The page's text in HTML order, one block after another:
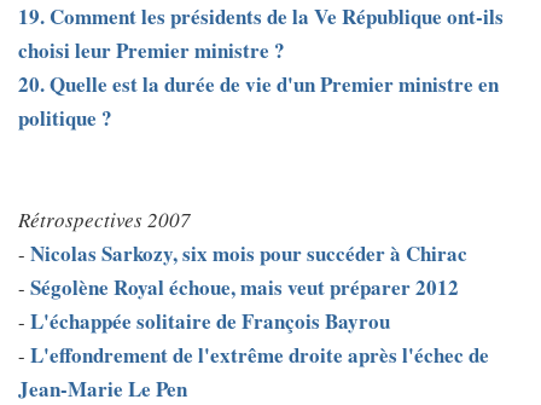
19. Comment les présidents de la Ve République ont-ils
choisi leur Premier ministre ?
20. Quelle est la durée de vie d'un Premier ministre en
politique ?
Rétrospectives 2007
- Nicolas Sarkozy, six mois pour succéder à Chirac
- Ségolène Royal échoue, mais veut préparer 2012
- L'échappée solitaire de François Bayrou
- L'effondrement de l'extrême droite après l'échec de
Jean-Marie Le Pen